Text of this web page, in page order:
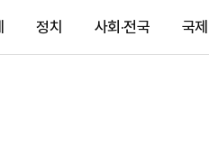
정치 사회·전국 국제